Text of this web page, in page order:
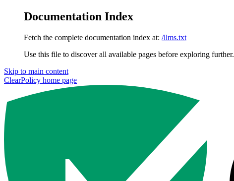
Documentation Index
Fetch the complete documentation index at: /llms.txt
Use this file to discover all available pages before exploring further.
Skip to main content
ClearPolicy home page